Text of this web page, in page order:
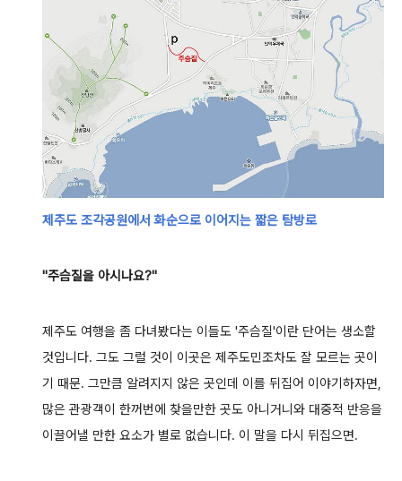
제주도 조각공원에서 화순으로 이어지는 짧은 탐방로
"주슴질을 아시나요?"
제주도 여행을 좀 다녀봤다는 이들도 '주슴질'이란 단어는 생소할
것입니다. 그도 그럴 것이 이곳은 제주도민조차도 잘 모르는 곳이
기 때문. 그만큼 알려지지 않은 곳인데 이를 뒤집어 이야기하자면,
많은 관광객이 한꺼번에 찾을만한 곳도 아니거니와 대중적 반응을
이끌어낼 만한 요소가 별로 없습니다. 이 말을 다시 뒤집으면.